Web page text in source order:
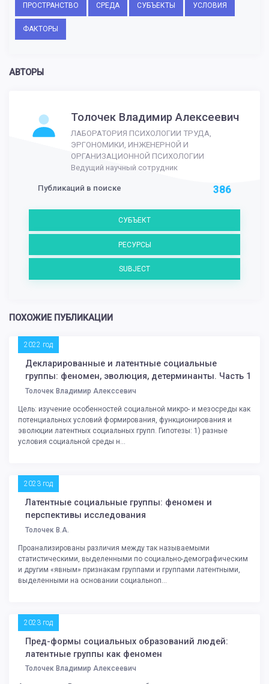
ПРОСТРАНСТВО СРЕДА СУБЪЕКТЫ УСЛОВИЯ
ФАКТОРЫ
АВТОРЫ
Толочек Владимир Алексеевич
ЛАБОРАТОРИЯ ПСИХОЛОГИИ ТРУДА,
ЭРГОНОМИКИ, ИНЖЕНЕРНОЙ И
ОРГАНИЗАЦИОННОЙ ПСИХОЛОГИИ
Ведущий научный сотрудник
Публикаций в поиске 386
СУБЪЕКТ
РЕСУРСЫ
SUBJECT
ПОХОЖИЕ ПУБЛИКАЦИИ
2022 год
Декларированные и латентные социальные
группы: феномен, эволюция, детерминанты. Часть 1
Толочек Владимир Алекссевич
Цель: изучение особенностей социальной микро- и мезосреды как
потенциальных условий формирования, функционирования и
эволюции латентных социальных групп. Гипотезы: 1) разные
условия социальной среды н...
2023 год
Латентные социальные группы: феномен и
перспективы исследования
Толочек В.А.
Проанализированы различия между так называемыми
статистическими, выделенными по социально-демографическим
и другим «явным» признакам группами и группами латентными,
выделенными на основании социальноп...
2023 год
Пред-формы социальных образований людей:
латентные группы как феномен
Толочек Владимир Алексеевич